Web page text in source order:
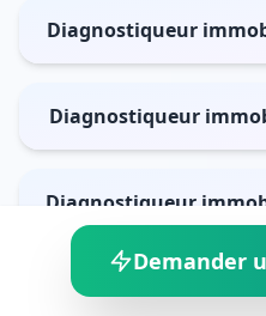
Demander
Diagnostiqueur
Diagnostiqueur
Diagnostiqueur